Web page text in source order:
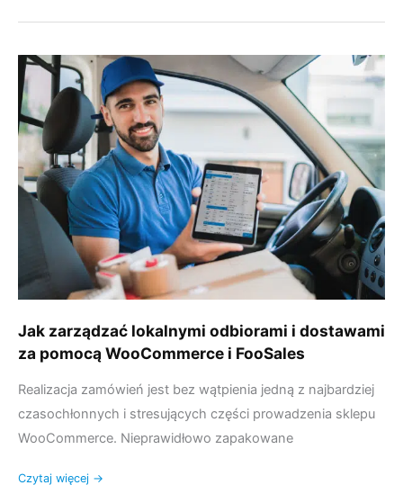
Jak zarządzać lokalnymi odbiorami i dostawami
za pomocą WooCommerce i FooSales
Realizacja zamówień jest bez wątpienia jedną z najbardziej
czasochłonnych i stresujących części prowadzenia sklepu
WooCommerce. Nieprawidłowo zapakowane
Jak
zarządzać
lokalnymi
odbiorami
dostawami
za
pomocą
WooCommerce
FooSales
Czytaj więcej →